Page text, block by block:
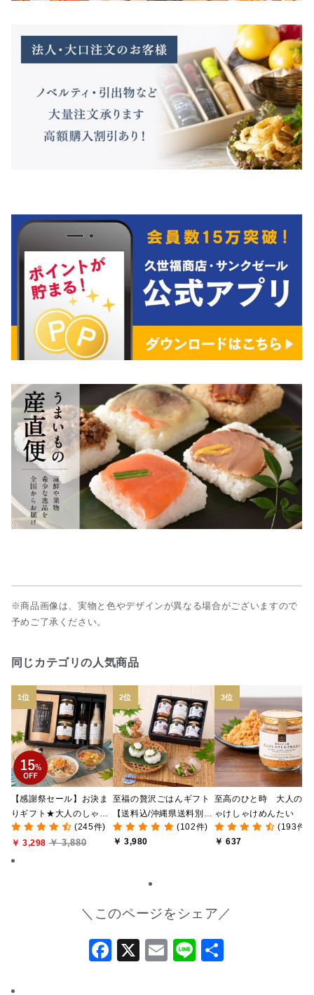
※商品画像は、実物と色やデザインが異なる場合がございますので
予めご了承ください。
同じカテゴリの人気商品
【感謝祭セール】お決ま
りギフト★大人のしゃけ
しゃけめんたい入り【送
料込/沖縄県送料別途】
【化粧箱包装付】
(245件)
￥ 3,298 ￥ 3,880
至福の贅沢ごはんギフト
【送料込/沖縄県送料別
途】【化粧箱包装付/オン
ライン限定】
(102件)
￥ 3,980
至高のひと時 大人のし
ゃけしゃけめんたい
80g【鮭ほぐし・フレー
ク】
(193件)
￥ 637
＼このページをシェア／
Facebook
X Email
Line